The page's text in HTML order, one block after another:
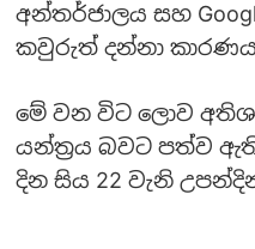
අන්තර්ජාලය සහ
කවුරුත් දන්නා
මේ වන විට ලොව
යන්ත්‍රය බවට පත්ව ඇති
දින සිය 22 වැනි